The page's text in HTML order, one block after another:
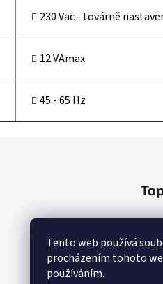
Tento web používá
procházením tohoto
používáním.
230 Vac - továrně
12 VAmax
45 - 65 Hz